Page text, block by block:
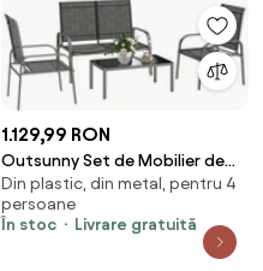
1.129,99 RON
Outsunny Set de Mobilier de
Grădină din 4 Piese cu
Canapea, 2 Scaune și Masă de
Cafea, 108x66x86 cm, Negru |
Din plastic, din metal, pentru 4
persoane
În stoc
Livrare gratuită